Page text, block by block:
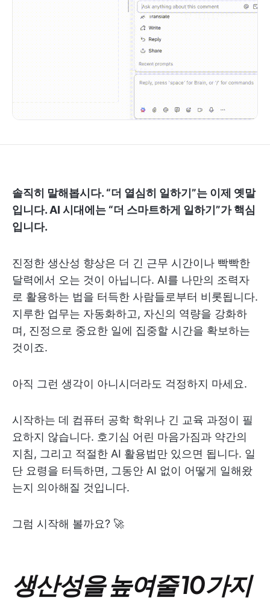
솔직히 말해봅시다. “더 열심히 일하기”는 이제 옛말
입니다. AI 시대에는 “더 스마트하게 일하기”가 핵심
입니다.
진정한 생산성 향상은 더 긴 근무 시간이나 빡빡한
달력에서 오는 것이 아닙니다. AI를 나만의 조력자
로 활용하는 법을 터득한 사람들로부터 비롯됩니다.
지루한 업무는 자동화하고, 자신의 역량을 강화하
며, 진정으로 중요한 일에 집중할 시간을 확보하는
것이죠.
아직 그런 생각이 아니시더라도 걱정하지 마세요.
시작하는 데 컴퓨터 공학 학위나 긴 교육 과정이 필
요하지 않습니다. 호기심 어린 마음가짐과 약간의
지침, 그리고 적절한 AI 활용법만 있으면 됩니다. 일
단 요령을 터득하면, 그동안 AI 없이 어떻게 일해왔
는지 의아해질 것입니다.
그럼 시작해 볼까요? 🚀
생산성을 높여줄 10가지